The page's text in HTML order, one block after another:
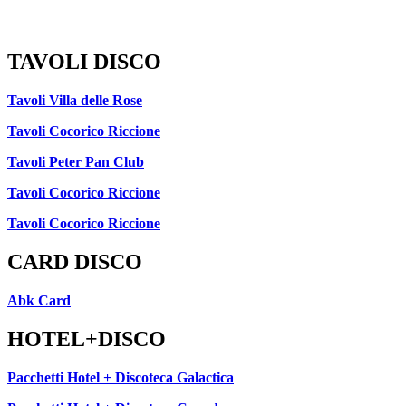
TAVOLI DISCO
Tavoli Villa delle Rose
Tavoli Cocorico Riccione
Tavoli Peter Pan Club
Tavoli Cocorico Riccione
Tavoli Cocorico Riccione
CARD DISCO
Abk Card
HOTEL+DISCO
Pacchetti Hotel + Discoteca Galactica